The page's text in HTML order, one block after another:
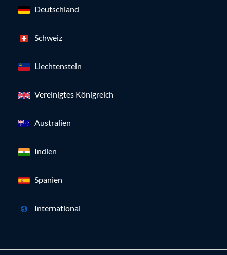
Deutschland
Schweiz
Liechtenstein
Vereinigtes Königreich
Australien
Indien
Spanien
International